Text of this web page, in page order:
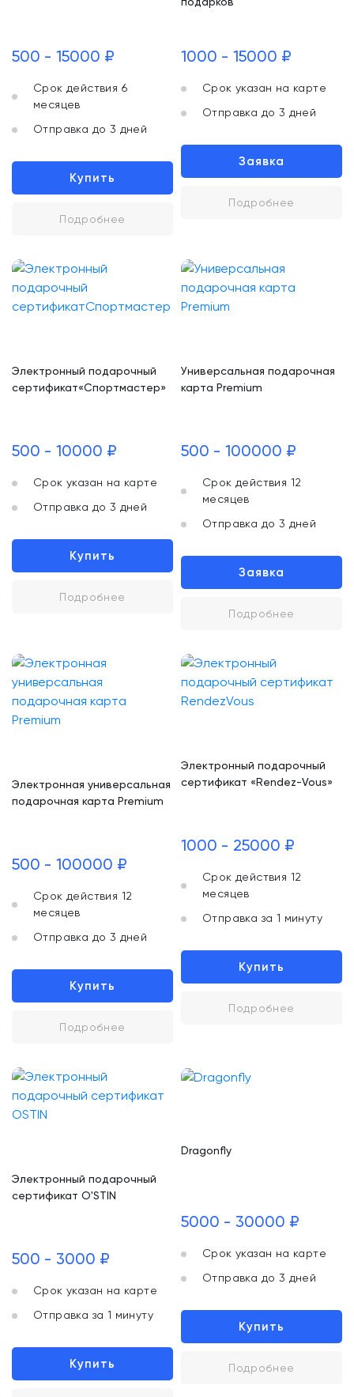
500 - 15000 ₽
Срок действия 6
месяцев
Отправка до 3 дней
Купить
Подробнее
1000 - 15000 ₽
Срок указан на карте
Отправка до 3 дней
Заявка
Подробнее
Электронный подарочный
сертификат«Спортмастер»
500 - 10000 ₽
Срок указан на карте
Отправка до 3 дней
Купить
Подробнее
Универсальная подарочная
карта Premium
500 - 100000 ₽
Срок действия 12
месяцев
Отправка до 3 дней
Заявка
Подробнее
Электронная универсальная
подарочная карта Premium
500 - 100000 ₽
Срок действия 12
месяцев
Отправка до 3 дней
Купить
Подробнее
Электронный подарочный
сертификат «Rendez-Vous»
1000 - 25000 ₽
Срок действия 12
месяцев
Отправка за 1 минуту
Купить
Подробнее
Электронный подарочный
сертификат O'STIN
500 - 3000 ₽
Срок указан на карте
Отправка за 1 минуту
Купить
Dragonfly
5000 - 30000 ₽
Срок указан на карте
Отправка до 3 дней
Купить
Подробнее